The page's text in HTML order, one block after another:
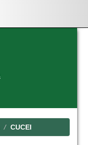
CUCEI